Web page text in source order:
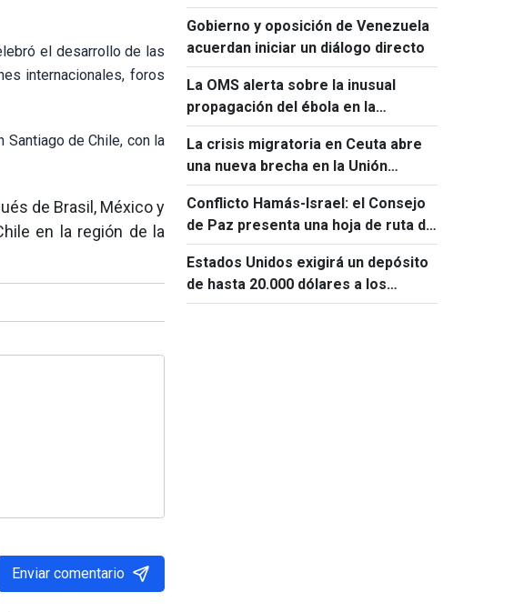
el desarrollo de las
internacionales, foros
de Chile, con la
de Brasil, México y
en la región de la
Enviar comentario
Gobierno y oposición de Venezuela
acuerdan iniciar un diálogo directo
La OMS alerta sobre la inusual
propagación del ébola en la
República Democrática del Congo
La crisis migratoria en Ceuta abre
una nueva brecha en la Unión
Europea
Conflicto Hamás-Israel: el Consejo
de Paz presenta una hoja de ruta de
15 puntos
Estados Unidos exigirá un depósito
de hasta 20.000 dólares a los
solicitantes de visado de 50 países